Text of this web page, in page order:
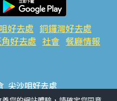
好去處 銅鑼灣好去處
好去處 社會 餐廳情報
尖沙咀好去處
好去處 旺角好去處 社會